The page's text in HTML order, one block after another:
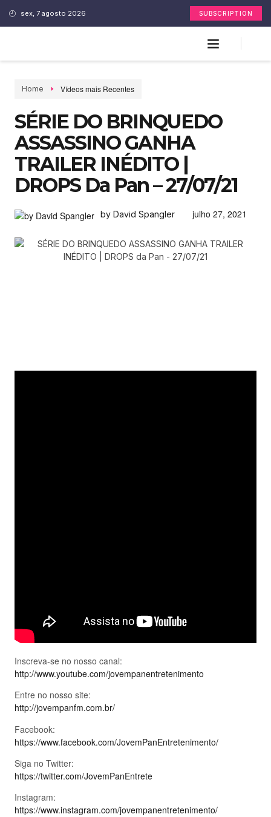
sex, 7 agosto 2026 SUBSCRIPTION
Home Vídeos mais Recentes
SÉRIE DO BRINQUEDO
ASSASSINO GANHA
TRAILER INÉDITO |
DROPS Da Pan – 27/07/21
by David Spangler julho 27, 2021
Inscreva-se no nosso canal:
http://www.youtube.com/jovempanentretenimento
Entre no nosso site:
http://jovempanfm.com.br/
Facebook:
https://www.facebook.com/JovemPanEntretenimento/
Siga no Twitter:
https://twitter.com/JovemPanEntrete
Instagram:
https://www.instagram.com/jovempanentretenimento/